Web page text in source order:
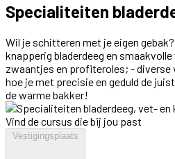
Specialiteiten
Wil je schitteren met je eigen
knapperig bladerdeeg en
zwaantjes en profiteroles; - diverse
hoe je met precisie en geduld de
de warme bakker!
Vind de cursus die bij jou past
Vestigingsplaats